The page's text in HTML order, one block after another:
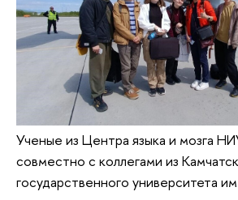
Ученые из Центра языка и мозга
совместно с коллегами из
государственного университета